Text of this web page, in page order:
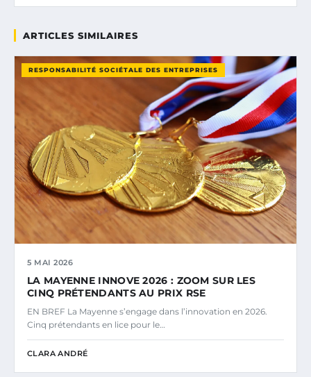
ARTICLES SIMILAIRES
RESPONSABILITÉ SOCIÉTALE DES ENTREPRISES
5 MAI 2026
LA MAYENNE INNOVE 2026 : ZOOM SUR LES
CINQ PRÉTENDANTS AU PRIX RSE
EN BREF La Mayenne s’engage dans l’innovation en 2026.
Cinq prétendants en lice pour le…
CLARA ANDRÉ